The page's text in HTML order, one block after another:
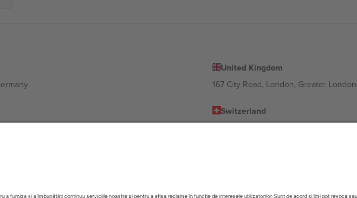
United Kingdom
167 City Road, London, Greater
Switzerland